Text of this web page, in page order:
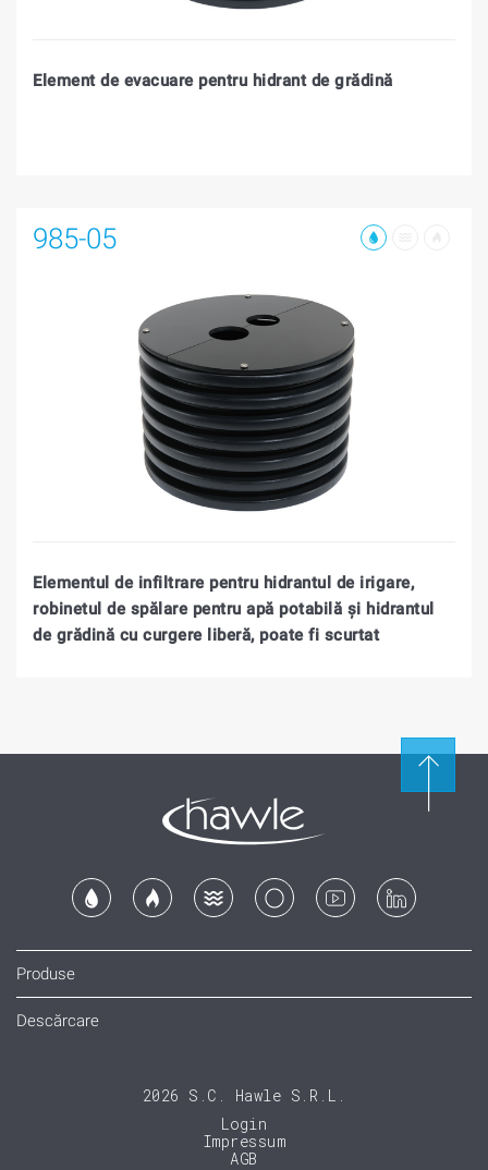
Element de evacuare pentru hidrant de grădină
985-05
Elementul de infiltrare pentru hidrantul de irigare,
robinetul de spălare pentru apă potabilă și hidrantul
de grădină cu curgere liberă, poate fi scurtat
Produse
Descărcare
2026 S.C. Hawle S.R.L.
Login
Impressum
AGB